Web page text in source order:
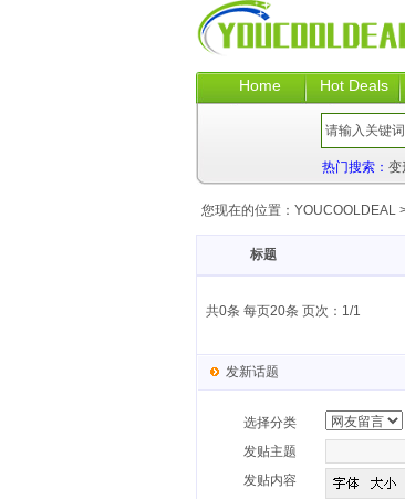
Home Hot Deals
热门搜索： 变
您现在的位置： YOUCOOLDEAL
标题
共0条 每页20条 页次：1/1
发新话题
选择分类
发贴主题
发贴内容